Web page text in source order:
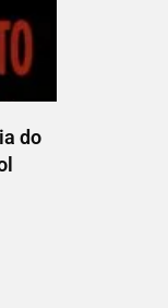
do